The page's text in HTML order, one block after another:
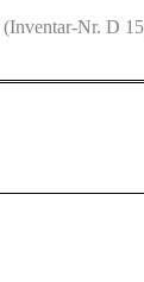
(Inventar-Nr. D